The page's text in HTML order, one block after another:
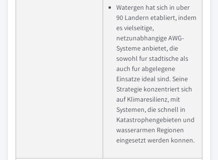
Watergen hat sich in uber
90 Landern etabliert, indem
es vielseitige,
netzunabhangige AWG-
Systeme anbietet, die
sowohl fur stadtische als
auch fur abgelegene
Einsatze ideal sind. Seine
Strategie konzentriert sich
auf Klimaresilienz, mit
Systemen, die schnell in
Katastrophengebieten und
wasserarmen Regionen
eingesetzt werden konnen.